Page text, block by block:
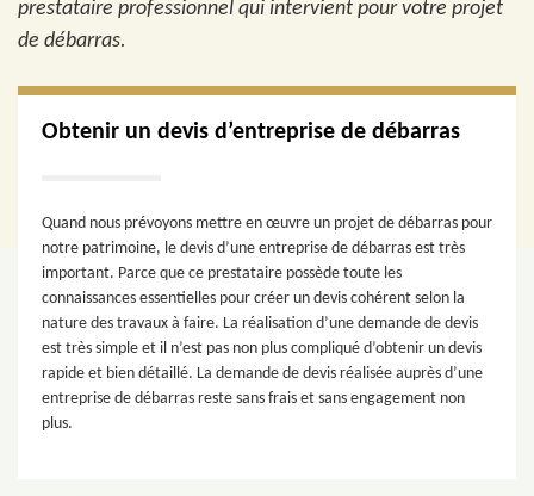
prestataire professionnel qui intervient pour votre projet
de débarras.
Obtenir un devis d’entreprise de débarras
Quand nous prévoyons mettre en œuvre un projet de débarras pour
notre patrimoine, le devis d’une entreprise de débarras est très
important. Parce que ce prestataire possède toute les
connaissances essentielles pour créer un devis cohérent selon la
nature des travaux à faire. La réalisation d’une demande de devis
est très simple et il n’est pas non plus compliqué d’obtenir un devis
rapide et bien détaillé. La demande de devis réalisée auprès d’une
entreprise de débarras reste sans frais et sans engagement non
plus.